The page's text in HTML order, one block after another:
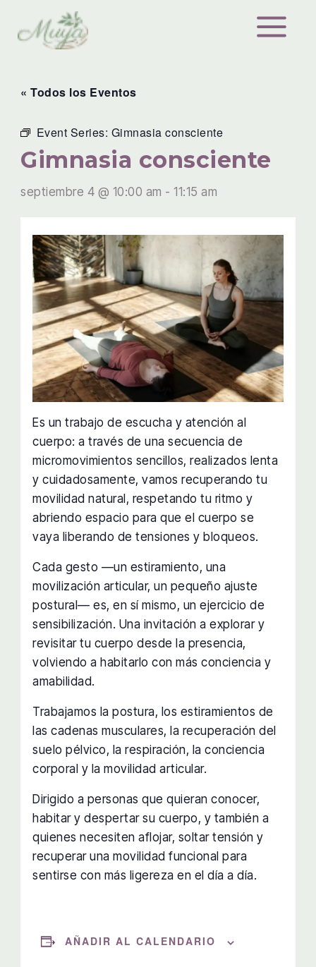
contenido
« Todos los Eventos
Event Series: Gimnasia consciente
Gimnasia consciente
septiembre 4 @ 10:00 am -11:15 am
Es un trabajo de escucha y atención al
cuerpo: a través de una secuencia de
micromovimientos sencillos, realizados lenta
y cuidadosamente, vamos recuperando tu
movilidad natural, respetando tu ritmo y
abriendo espacio para que el cuerpo se
vaya liberando de tensiones y bloqueos.
Cada gesto —un estiramiento, una
movilización articular, un pequeño ajuste
postural— es, en sí mismo, un ejercicio de
sensibilización. Una invitación a explorar y
revisitar tu cuerpo desde la presencia,
volviendo a habitarlo con más conciencia y
amabilidad.
Trabajamos la postura, los estiramientos de
las cadenas musculares, la recuperación del
suelo pélvico, la respiración, la conciencia
corporal y la movilidad articular.
Dirigido a personas que quieran conocer,
habitar y despertar su cuerpo, y también a
quienes necesiten aflojar, soltar tensión y
recuperar una movilidad funcional para
sentirse con más ligereza en el día a día.
AÑADIR AL CALENDARIO